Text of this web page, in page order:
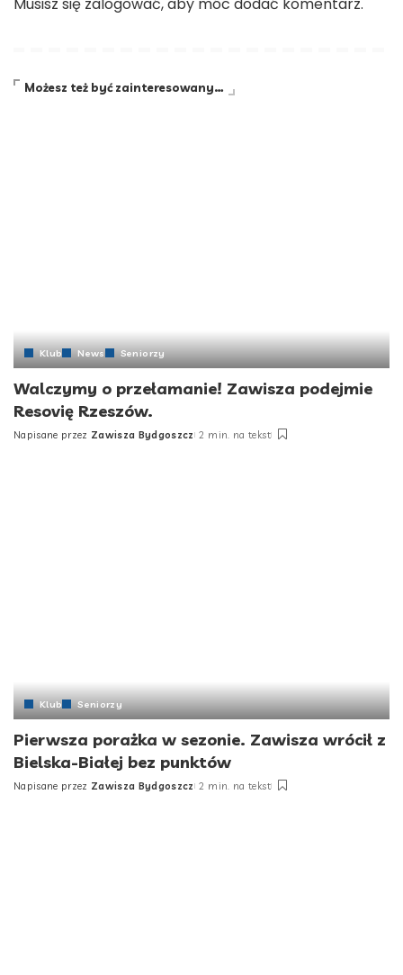
Musisz się zalogować, aby móc dodać komentarz.
Możesz też być zainteresowany…
Klub News Seniorzy
Walczymy o przełamanie! Zawisza podejmie
Resovię Rzeszów.
Napisane przez Zawisza Bydgoszcz 2 min. na tekst
Klub Seniorzy
Pierwsza porażka w sezonie. Zawisza wrócił z
Bielska-Białej bez punktów
Napisane przez Zawisza Bydgoszcz 2 min. na tekst